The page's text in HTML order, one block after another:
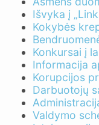
Išvyka į
Kokybės
Konkursai į
Informacija
Korupcijos
Darbuotojų
Valdymo